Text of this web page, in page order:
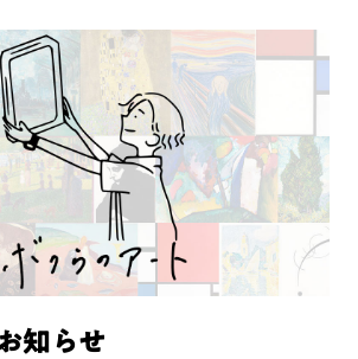
ト一覧
ら探す
モネ
フェルメール
クリムト
シーレ
ンドリアン
派
ーヴォー
現主義
離派
ム
ら探す
から探す
ング
から探す
リア
から探す
ッド
す
1800年代）
1900年代）
系
読む
アートとは？
質問
知らせ